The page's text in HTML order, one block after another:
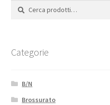
Cerca:
Cerca
Categorie
B/N
Brossurato